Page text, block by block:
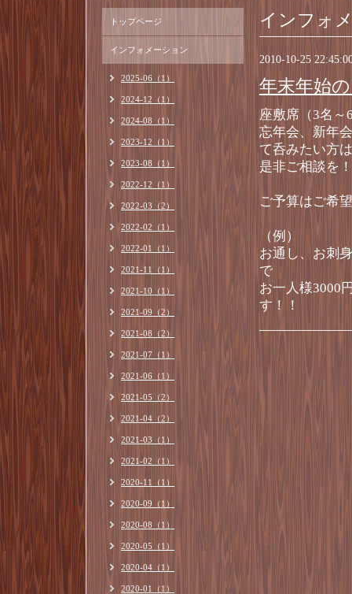
インフォ
2010-10-25
年末年始
座敷席（3名～
忘年会、新年
て呑みたい方
是非ご相談を！
ご予算はご希
（例）
お通し、お刺
で
お一人様3000
す！！
トップページ
インフォメーション
2025-06（1）
2024-12（1）
2024-08（1）
2023-12（1）
2023-08（1）
2022-12（1）
2022-03（2）
2022-02（1）
2022-01（1）
2021-11（1）
2021-10（1）
2021-09（2）
2021-08（2）
2021-07（1）
2021-06（1）
2021-05（2）
2021-04（2）
2021-03（1）
2021-02（1）
2020-11（1）
2020-09（1）
2020-08（1）
2020-05（1）
2020-04（1）
2020-01（1）